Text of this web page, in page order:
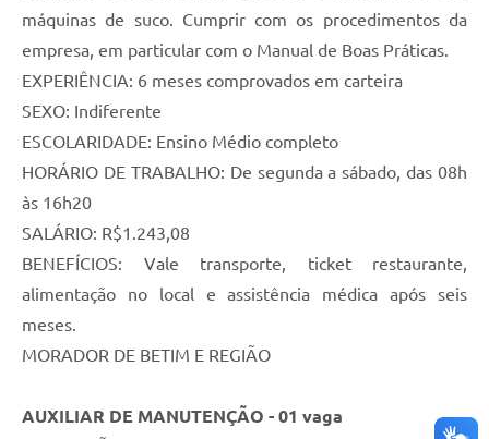
máquinas de suco. Cumprir com os procedimentos da
empresa, em particular com o Manual de Boas Práticas.
EXPERIÊNCIA: 6 meses comprovados em carteira
SEXO: Indiferente
ESCOLARIDADE: Ensino Médio completo
HORÁRIO DE TRABALHO: De segunda a sábado, das 08h
às 16h20
SALÁRIO: R$1.243,08
BENEFÍCIOS: Vale transporte, ticket restaurante,
alimentação no local e assistência médica após seis
meses.
MORADOR DE BETIM E REGIÃO
AUXILIAR DE MANUTENÇÃO - 01 vaga